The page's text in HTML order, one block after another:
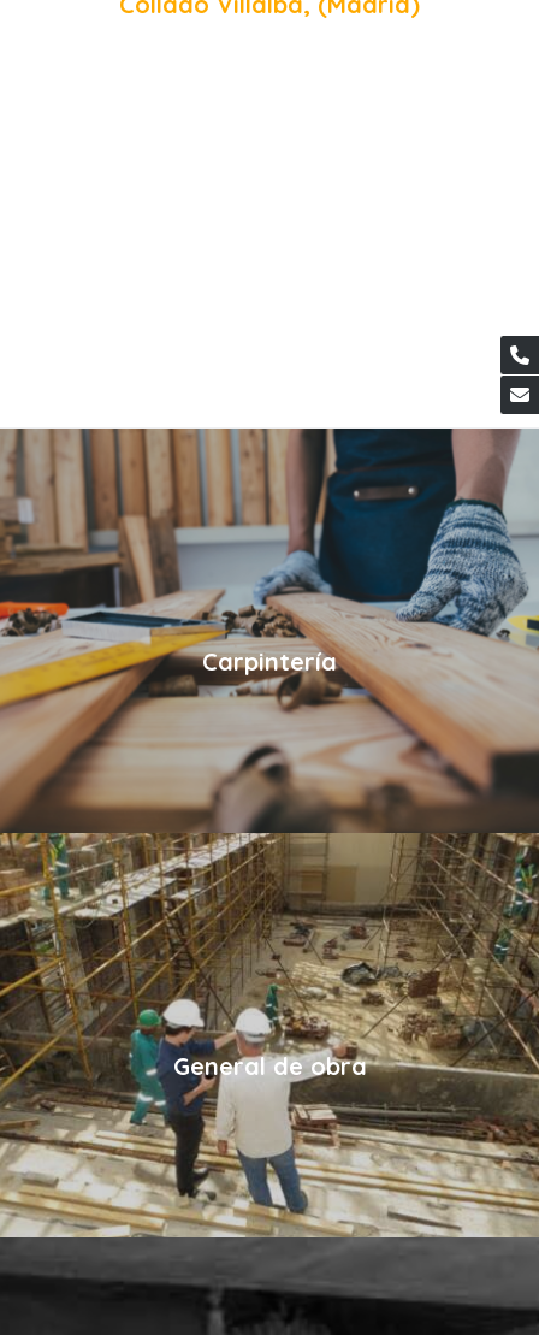
Carpintería
General de obra